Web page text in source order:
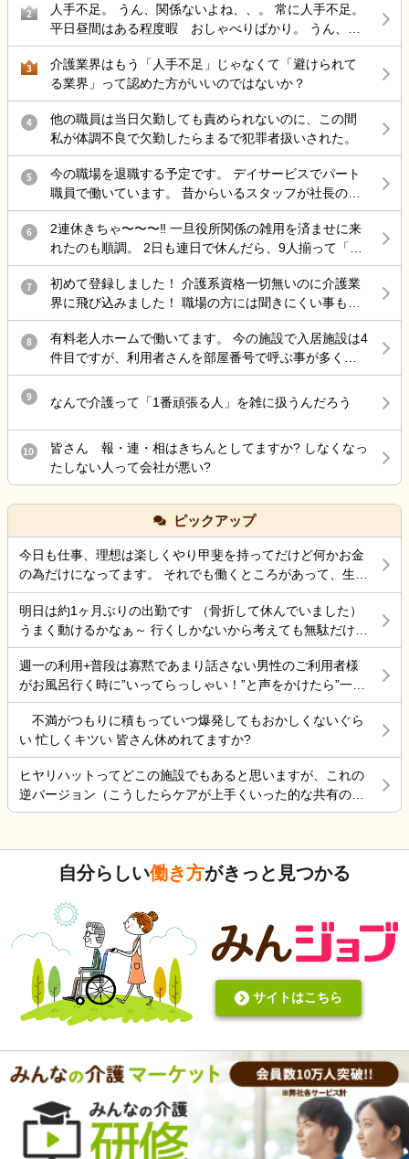
2
人手不足。 うん、関係ないよね、、。 常に人手不足。
平日昼間はある程度暇 おしゃべりばかり。 うん、辞
めよう。
3
介護業界はもう「人手不足」じゃなくて「避けられて
る業界」って認めた方がいいのではないか？
4
他の職員は当日欠勤しても責められないのに、この間
私が体調不良で欠勤したらまるで犯罪者扱いされた。
5
今の職場を退職する予定です。 デイサービスでパート
職員で働いています。 昔からいるスタッフが社長の考
えについて行けずに連鎖退職され、人手不足な状態に
も関わらず運営を続けています。看護師はいない(非常
勤の方もいますが、1人なので配置不足)。生活相談員
もいない、何なら施設長的な役割を出来る人がいな
い。周りは70代の方(入浴-移乗介助・送迎不可)ばかり
と自分への負担が大きい事から辞めようと決めまし
給が残っている為、消費したいと申し出ると、『買い
取らせてくれ」と言われました。転職活動もしたい
振り分けて欲しいと頼みました。不服そうな感じで、
ている勤務が自分以外送迎が出来る人がいない+上記の
方しかいない、看護師がいない日があり、出勤しても
ても「あーシフト組んだ人に組み直させる」と言うだ
けで、いまだに動きがありません。組み直せるわけが
ないし、人員配置基準も破綻してるのにまだ諦めない
んです。入浴介助もレクも送迎も記録業務もまともに
出来る人がいないのに、1人では無理といっても聞きま
せん。 この場合、無理にでも出勤しなければならない
のでしょうか？体調不良で休みたいけど、周りの職員
にもお客様にも迷惑が掛かる。けど、自分の身体が万
全でない状態で不安です。
6
2連休きちゃ〜〜〜‼️ 一旦役所関係の雑用を済ませに来
れたのも順調。 2日も連日で休んだら、9人揃って「初
めまして」から始まるから特に不穏マン相手は面倒に
はなる
7
初めて登録しました！ 介護系資格一切無いのに介護業
界に飛び込みました！ 職場の方には聞きにくい事もあ
るし色々教えてください！
8
有料老人ホームで働いてます。 今の施設で入居施設は4
件目ですが、利用者さんを部屋番号で呼ぶ事が多く違
和感を感じてます。 もちろん本人に話しかける時は名
前です。職員同士で「この飲み物誰に出すの？」と
か、「あと誰をレクに誘導しますか？」みたいな確認
のやり取りの時に部屋番号で返ってくることが多いで
す。 これまではそういうやり取りも普通に名前だった
ので、慣れません。これは他の施設でよくある事なの
9 なんで介護って「1番頑張る人」を雑に扱うんだろう
10
皆さん 報・連・相はきちんとしてますか? しなくなっ
たしない人って会社が悪い?
ピックアップ
今日も仕事、理想は楽しくやり甲斐を持ってだけど何かお金
の為だけになってます。 それでも働くところがあって、生き
ていけているのでましなのでしょうね。 一番辛いのは、お金
がなく職探ししている時だったので今日も頑張ろうと思う。
それにしても古株は、好き勝手だから楽しそうです。私も古
株の時は、そんなに仕事行くのが辛くなく毎日そこそこ楽し
くやっていました。 転職は後悔はしていませんが、誰もが上
手くいかないのは確かですね。 そんなつぶやきです、では仕
明日は約1ヶ月ぶりの出勤です （骨折して休んでいました）
うまく動けるかなぁ～ 行くしかないから考えても無駄だけど
不安！
週一の利用+普段は寡黙であまり話さない男性のご利用者様
がお風呂行く時に”いってらっしゃい！”と声をかけたら”一緒
に行く？！？”と返してくれた。 そういう想像を上回るよう
なことがあるからこの仕事って楽しいんだよな。 まだ入って
4ヶ月弱しか経ってないけど。
不満がつもりに積もっていつ爆発してもおかしくないぐら
い 忙しくキツい 皆さん休めれてますか?
ヒヤリハットってどこの施設でもあると思いますが、これの
逆バージョン（こうしたらケアが上手くいった的な共有の書
式）ってないですよね。あったらいいケアを共有できると思
遂記録ばかりって、すごくネガティブだと個人的に思いま
す。また、介護の世界って「できて当たり前」的な思考が強
し。うつ病の人じゃないんだから、できないことばかり言っ
たらストレスたまりませんか。
自分らしい働き方がきっと見つかる
サイトはこちら